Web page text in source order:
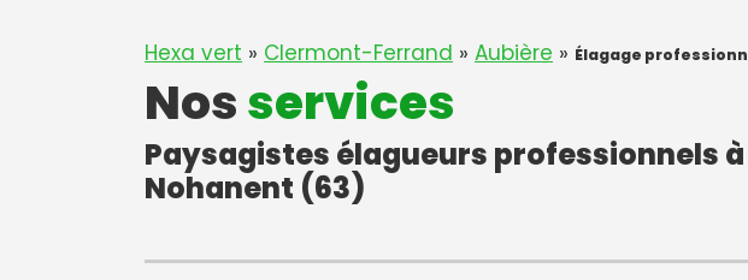
Hexa vert » Clermont-Ferrand » Aubière » Élagage
Nosservices
Paysagistes élagueurs professionnels à
Nohanent (63)